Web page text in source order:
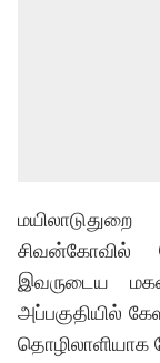
சிவன்கோவில்
இவருடைய
அப்பகுதியில்
தொழிலாளியாக